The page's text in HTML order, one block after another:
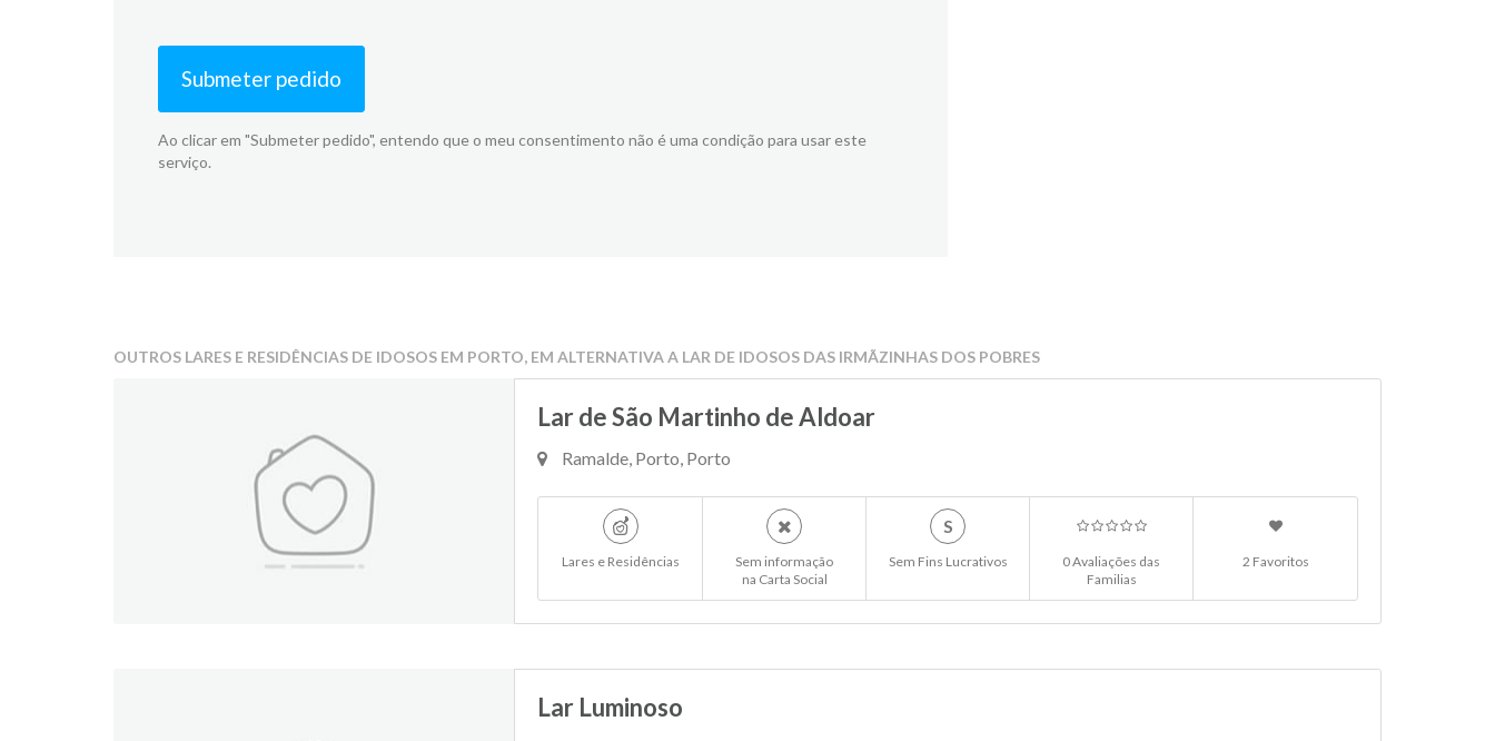
Submeter pedido
Ao clicar em "Submeter pedido", entendo que o meu consentimento não é uma condição para usar este
serviço.
OUTROS LARES E RESIDÊNCIAS DE IDOSOS EM PORTO, EM ALTERNATIVA A LAR DE IDOSOS DAS IRMÃZINHAS DOS POBRES
Lar de São Martinho de Aldoar
Ramalde, Porto, Porto
Lares e Residências
Sem informação
na Carta Social
S
Sem Fins Lucrativos
0 Avaliações das
Familias
2 Favoritos
Lar Luminoso